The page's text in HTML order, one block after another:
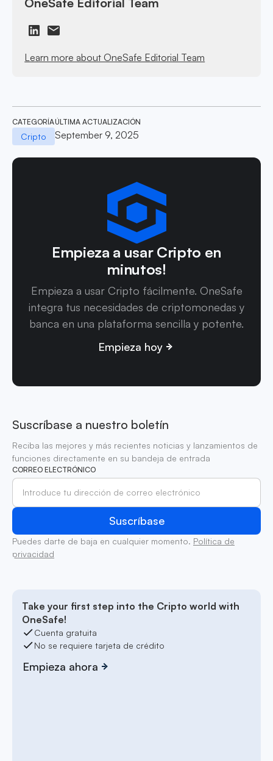
Learn more about OneSafe Editorial Team
CATEGORÍA
Cripto
ÚLTIMA ACTUALIZACIÓN
September 9, 2025
Empieza a usar Cripto en
minutos!
Empieza a usar Cripto fácilmente. OneSafe
integra tus necesidades de criptomonedas y
banca en una plataforma sencilla y potente.
Empieza hoy
Suscríbase a nuestro boletín
Reciba las mejores y más recientes noticias y lanzamientos de
funciones directamente en su bandeja de entrada
CORREO ELECTRÓNICO
Puedes darte de baja en cualquier momento. Política de
privacidad
Take your first step into the Cripto world with
OneSafe!
Cuenta gratuita
No se requiere tarjeta de crédito
Empieza ahora